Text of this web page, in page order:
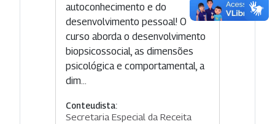
autoconhecimento e do
desenvolvimento pessoal! O
curso aborda o desenvolvimento
biopsicossocial, as dimensões
psicológica e comportamental, a
dim...
Conteudista:
Secretaria Especial da Receita